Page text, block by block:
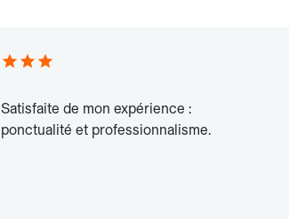
Satisfaite de mon expérience :
ponctualité et professionnalisme.